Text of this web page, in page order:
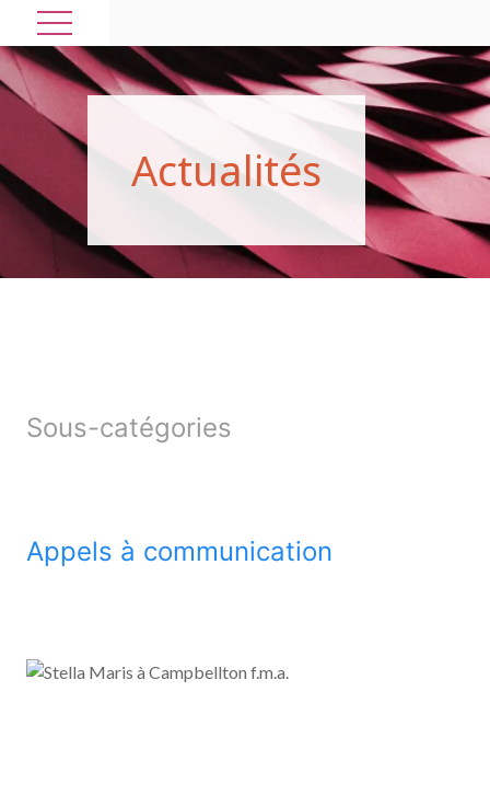
Actualités
Sous-catégories
Appels à communication